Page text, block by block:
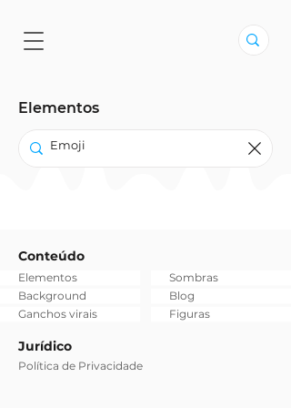
Elementos
Conteúdo
Elementos
Background
Ganchos virais
Sombras
Blog
Figuras
Jurídico
Política de Privacidade